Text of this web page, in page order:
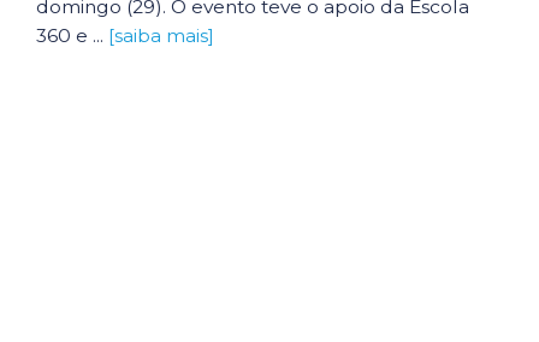
domingo (29). O evento teve o apoio da Escola
360 e ... [saiba mais]